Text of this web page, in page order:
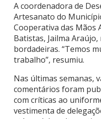
A coordenadora de
Artesanato do
Cooperativa das Mãos
Batistas, Jailma
bordadeiras. “Temos
trabalho”, resumiu.
Nas últimas semanas,
comentários foram
com críticas ao
vestimenta de